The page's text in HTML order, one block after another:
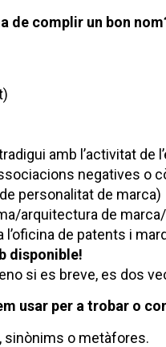
de complir un bon
amb l’activitat de
negatives o
personalitat de marca)
arquitectura de marca/
de patents i
disponible!
si es breve, es dos
usar per a trobar o
sinònims o metàfores.